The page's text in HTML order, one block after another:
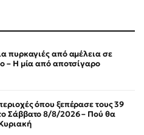
πυρκαγιές από αμέλεια σε
– Η μία από αποτσίγαρο
όπου ξεπέρασε τους 39
Σάββατο 8/8/2026 – Πού θα